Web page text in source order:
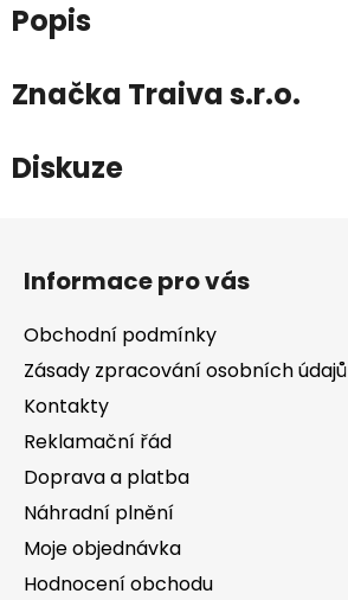
Popis
Značka Traiva s.r.o.
Diskuze
Informace pro vás
Obchodní podmínky
Zásady zpracování osobních údajů
Kontakty
Reklamační řád
Doprava a platba
Náhradní plnění
Moje objednávka
Hodnocení obchodu